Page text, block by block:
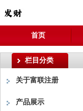
首页
栏目分类
关于富联注册
产品展示